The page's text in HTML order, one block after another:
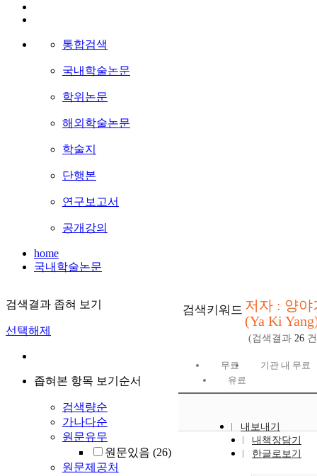
통합검색
국내학술논문
학위논문
해외학술논문
학술지
단행본
연구보고서
공개강의
home
국내학술논문
검색결과 좁혀 보기
선택해제
좁혀본 항목 보기순서
검색량순
가나다순
원문유무
원문있음 (26)
원문제공처
검색키워드 저자 : 양야
(Ya Ki
(검색결과 26
무료
기관 내 무료
유료
내보내기
내책장담기
한글로보기